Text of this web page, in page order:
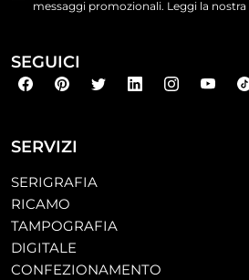
SERVIZI
SERIGRAFIA
RICAMO
TAMPOGRAFIA
DIGITALE
CONFEZIONAMENTO
messaggi promozionali. Leggi la nostra
SEGUICI